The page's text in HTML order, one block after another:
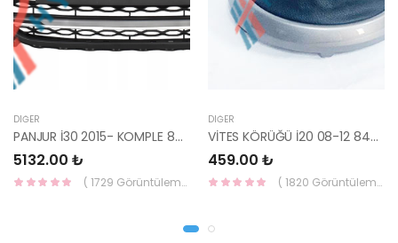
DIĞER
PANJUR İ30 2015- KOMPLE 86350-A6800-YS
5132.00 ₺
( 1729 Görüntüleme )
DIĞER
VİTES KÖRÜĞÜ İ20 08-12 84640-1J000-YS
459.00 ₺
( 1820 Görüntüleme )